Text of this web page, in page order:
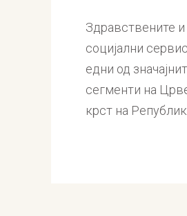
Здравствените и
социјални
едни од
сегменти на
крст на